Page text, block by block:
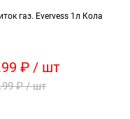
газ. Evervess 1л Кола
₽ / шт
₽ / шт